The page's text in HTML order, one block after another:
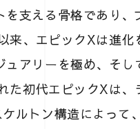
を支える骨格であり
来、エピックXは進
ュアリーを極め、そ
た初代エピックXは
ルトン構造によって